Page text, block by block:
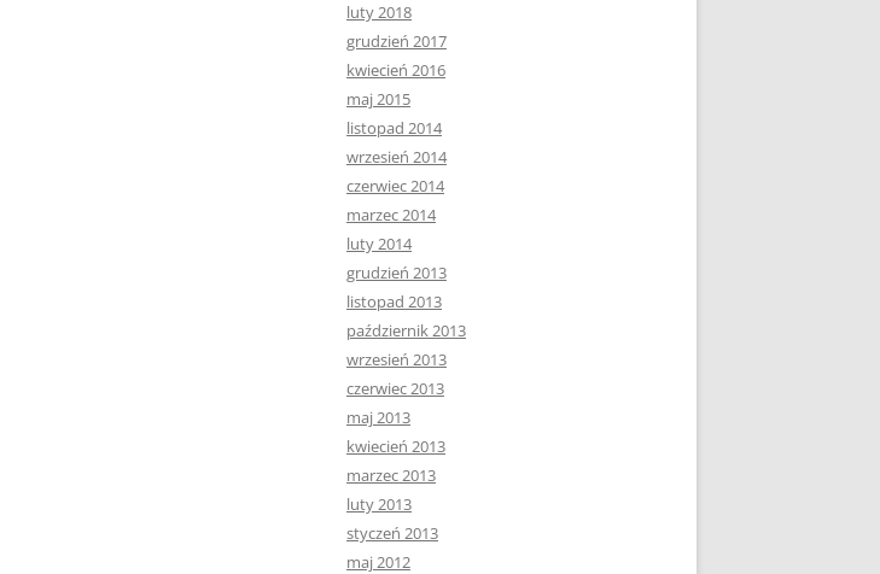
luty 2018
grudzień 2017
kwiecień 2016
maj 2015
listopad 2014
wrzesień 2014
czerwiec 2014
marzec 2014
luty 2014
grudzień 2013
listopad 2013
październik 2013
wrzesień 2013
czerwiec 2013
maj 2013
kwiecień 2013
marzec 2013
luty 2013
styczeń 2013
maj 2012